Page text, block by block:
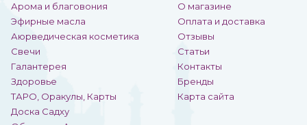
Арома и благовония
Эфирные масла
Аюрведическая косметика
Свечи
Галантерея
Здоровье
ТАРО, Оракулы, Карты
Доска Садху
О магазине
Оплата и доставка
Отзывы
Статьи
Контакты
Бренды
Карта сайта